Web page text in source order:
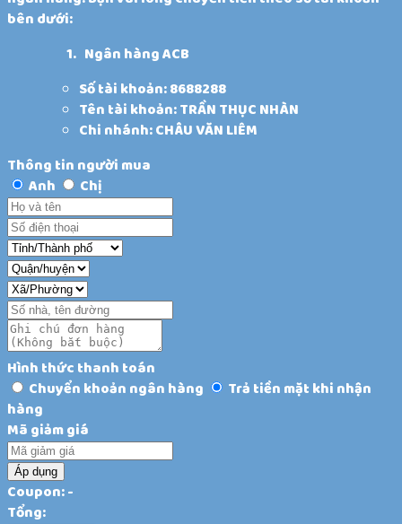
bên dưới:
Ngân hàng ACB
Số tài khoản: 8688288
Tên tài khoản: TRẦN THỤC NHÀN
Chi nhánh: CHÂU VĂN LIÊM
Thông tin người mua
Anh
Chị
Hình thức thanh toán
Chuyển khoản ngân hàng
Trả tiền mặt khi nhận
hàng
Mã giảm giá
Áp dụng
Coupon: -
Tổng: